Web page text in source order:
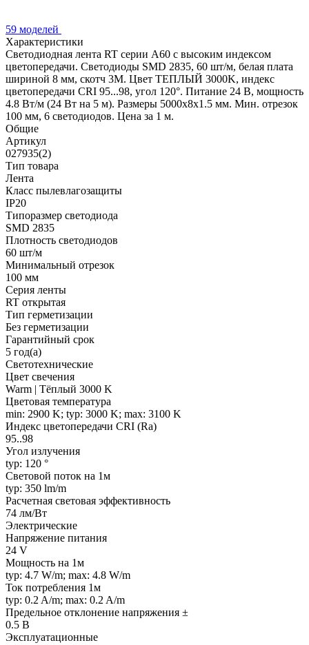
59 моделей
Характеристики
Светодиодная лента RT серии A60 с высоким индексом
цветопередачи. Светодиоды SMD 2835, 60 шт/м, белая плата
шириной 8 мм, скотч 3М. Цвет ТЕПЛЫЙ 3000K, индекс
цветопередачи CRI 95...98, угол 120°. Питание 24 В, мощность
4.8 Вт/м (24 Вт на 5 м). Размеры 5000х8х1.5 мм. Мин. отрезок
100 мм, 6 светодиодов. Цена за 1 м.
Общие
Артикул
027935(2)
Тип товара
Лента
Класс пылевлагозащиты
IP20
Типоразмер светодиода
SMD 2835
Плотность светодиодов
60 шт/м
Минимальный отрезок
100 мм
Серия ленты
RT открытая
Тип герметизации
Без герметизации
Гарантийный срок
5 год(а)
Светотехнические
Цвет свечения
Warm | Тёплый 3000 K
Цветовая температура
min: 2900 K; typ: 3000 K; max: 3100 K
Индекс цветопередачи CRI (Ra)
95..98
Угол излучения
typ: 120 °
Световой поток на 1м
typ: 350 lm/m
Расчетная световая эффективность
74 лм/Вт
Электрические
Напряжение питания
24 V
Мощность на 1м
typ: 4.7 W/m; max: 4.8 W/m
Ток потребления 1м
typ: 0.2 A/m; max: 0.2 A/m
Предельное отклонение напряжения ±
0.5 В
Эксплуатационные